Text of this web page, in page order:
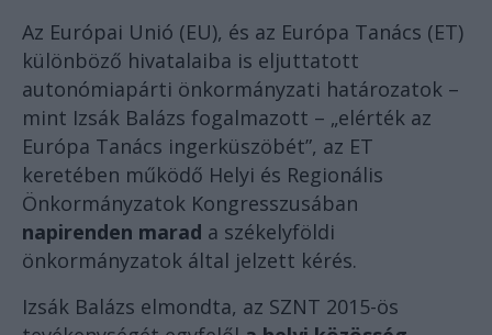
Az Európai Unió (EU), és az Európa Tanács (ET)
különböző hivatalaiba is eljuttatott
autonómiapárti önkormányzati határozatok –
mint Izsák Balázs fogalmazott – „elérték az
Európa Tanács ingerküszöbét”, az ET
keretében működő Helyi és Regionális
Önkormányzatok Kongresszusában
napirenden marad a székelyföldi
önkormányzatok által jelzett kérés.
Izsák Balázs elmondta, az SZNT 2015-ös